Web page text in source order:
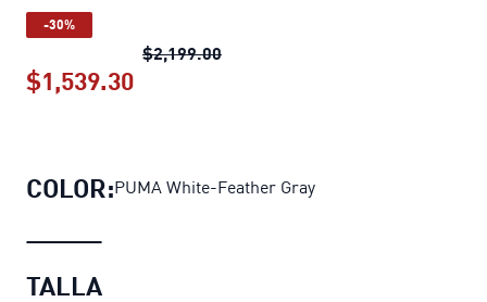
-30%
$2,199.00Tenis Speedcat
$1,539.30
COLOR:PUMA White-Feather Gray
TALLA